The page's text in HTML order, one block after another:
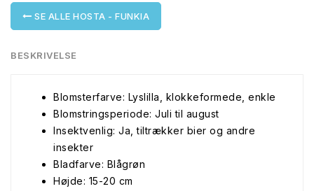
SE ALLE HOSTA - FUNKIA
BESKRIVELSE
Blomsterfarve: Lyslilla, klokkeformede, enkle
Blomstringsperiode: Juli til august
Insektvenlig: Ja, tiltrækker bier og andre
insekter
Bladfarve: Blågrøn
Højde: 15-20 cm